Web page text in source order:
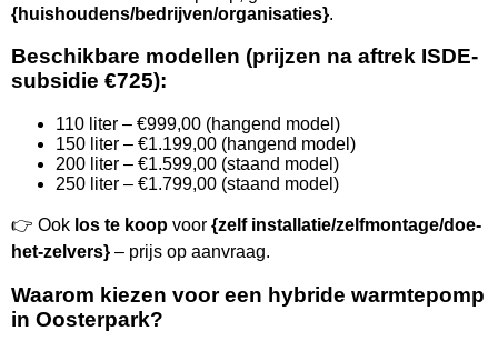
{huishoudens/bedrijven/organisaties}.
Beschikbare modellen (prijzen na aftrek ISDE-
subsidie €725):
110 liter – €999,00 (hangend model)
150 liter – €1.199,00 (hangend model)
200 liter – €1.599,00 (staand model)
250 liter – €1.799,00 (staand model)
👉 Ook los te koop voor {zelf installatie/zelfmontage/doe-
het-zelvers} – prijs op aanvraag.
Waarom kiezen voor een hybride warmtepomp
in Oosterpark?